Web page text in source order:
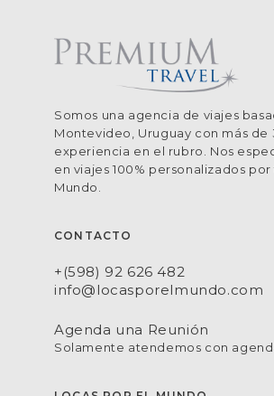
Somos una agencia de viajes
Montevideo, Uruguay con más de
experiencia en el rubro. Nos
en viajes 100% personalizados
Mundo.
CONTACTO
+(598) 92 626 482
info@locasporelmundo.com
Agenda una Reunión
Solamente atendemos con